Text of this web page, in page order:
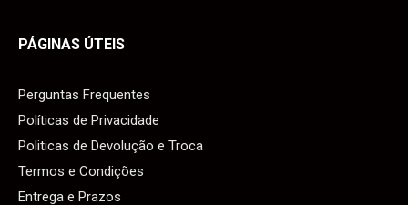
PÁGINAS ÚTEIS
Perguntas Frequentes
Políticas de Privacidade
Politicas de Devolução e Troca
Termos e Condições
Entrega e Prazos